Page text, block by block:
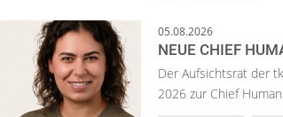
05.08.2026
NEUE CHIEF
Der Aufsichtsrat der
2026 zur Chief